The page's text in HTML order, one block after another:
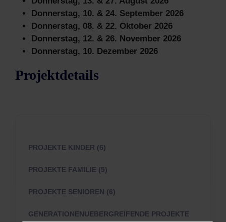
Donnerstag, 10. & 24. September 2026
Donnerstag, 08. & 22. Oktober 2026
Donnerstag, 12. & 26. November 2026
Donnerstag, 10. Dezember 2026
Projektdetails
PROJEKTE KINDER (6)
PROJEKTE FAMILIE (5)
PROJEKTE SENIOREN (6)
GENERATIONENUEBERGREIFENDE PROJEKTE